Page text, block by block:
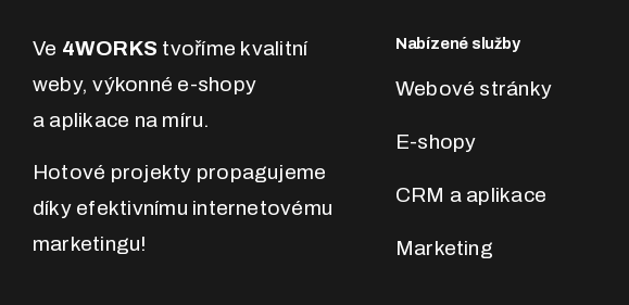
Ve 4WORKS tvoříme kvalitní
weby, výkonné e-shopy
a aplikace na míru.
Hotové projekty propagujeme
díky efektivnímu internetovému
marketingu!
Nabízené služby
Webové stránky
E-shopy
CRM a aplikace
Marketing